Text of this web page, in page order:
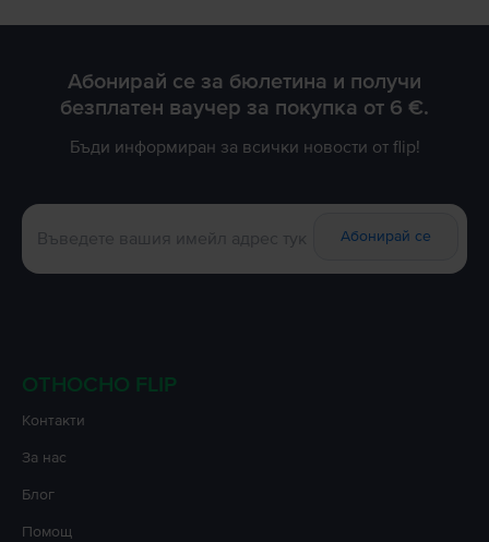
Абонирай се за бюлетина и получи
безплатен ваучер за покупка от 6 €.
Бъди информиран за всички новости от flip!
Абонирай се
ОТНОСНО FLIP
Контакти
За нас
Блог
Помощ